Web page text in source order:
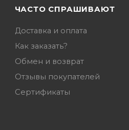
ЧАСТО СПРАШИВАЮТ
Доставка и оплата
Как заказать?
Обмен и возврат
Отзывы покупателей
Сертификаты